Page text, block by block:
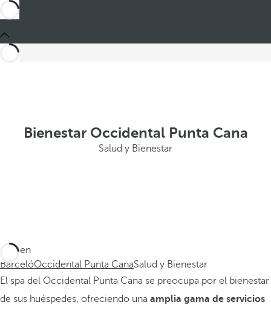
Bienestar Occidental Punta Cana
Salud y Bienestar
Está en
BarcelóOccidental Punta CanaSalud y Bienestar
El spa del Occidental Punta Cana se preocupa por el bienestar
de sus huéspedes, ofreciendo una amplia gama de servicios